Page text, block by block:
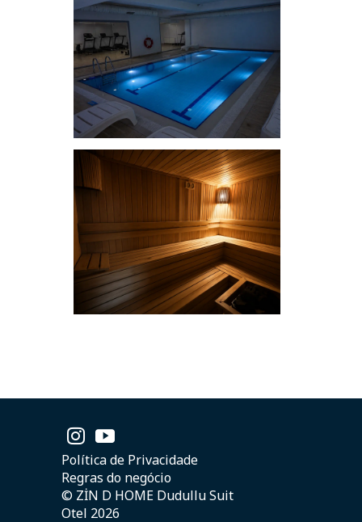
© ZİN D HOME Dudullu Suit
Otel 2026
Política de Privacidade
Regras do negócio